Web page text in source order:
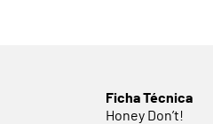
Ficha Técnica
Honey Don’t!